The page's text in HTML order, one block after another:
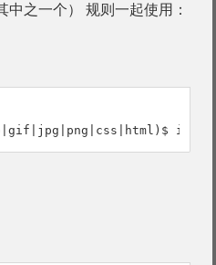
之一个） 规则一起使用：